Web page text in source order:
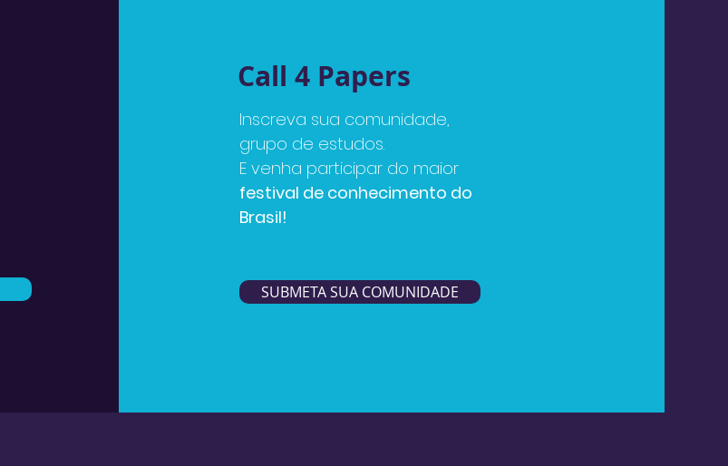
Call 4 Papers
Inscreva sua comunidade,
grupo de estudos.
E venha participar do maior
festival de conhecimento do
Brasil!
SUBMETA SUA COMUNIDADE